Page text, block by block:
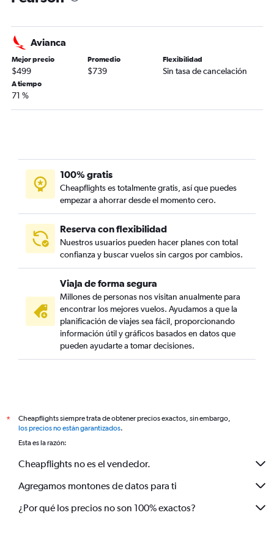
Avianca
Mejor precio
$499
Promedio
$739
Flexibilidad
Sin tasa de cancelación
A tiempo
71 %
100% gratis
Cheapflights es totalmente gratis, así que puedes
empezar a ahorrar desde el momento cero.
Reserva con flexibilidad
Nuestros usuarios pueden hacer planes con total
confianza y buscar vuelos sin cargos por cambios.
Viaja de forma segura
Millones de personas nos visitan anualmente para
encontrar los mejores vuelos. Ayudamos a que la
planificación de viajes sea fácil, proporcionando
información útil y gráficos basados en datos que
pueden ayudarte a tomar decisiones.
*
Cheapflights siempre trata de obtener precios exactos, sin embargo,
los precios no están garantizados.
Esta es la razón:
Cheapflights no es el vendedor.
Agregamos montones de datos para ti
¿Por qué los precios no son 100% exactos?